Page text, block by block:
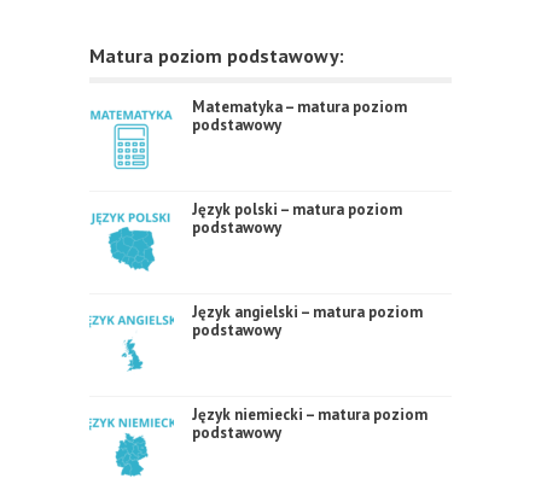
Matura poziom podstawowy:
Matematyka – matura poziom
podstawowy
Język polski – matura poziom
podstawowy
Język angielski – matura poziom
podstawowy
Język niemiecki – matura poziom
podstawowy